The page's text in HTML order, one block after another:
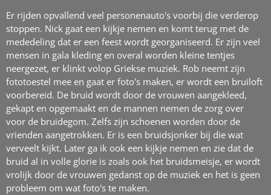
Er rijden opvallend veel personenauto's voorbij die verderop
stoppen. Nick gaat een kijkje nemen en komt terug met de
mededeling dat er een feest wordt georganiseerd. Er zijn veel
mensen in gala kleding en overal worden kleine tentjes
neergezet, er klinkt volop Griekse muziek. Rob neemt zijn
fototoestel mee en gaat er foto's maken, er wordt een bruiloft
voorbereid. De bruid wordt door de vrouwen aangekleed,
gekapt en opgemaakt en de mannen nemen de zorg over
voor de bruidegom. Zelfs zijn schoenen worden door de
vrienden aangetrokken. Er is een bruidsjonker bij die wat
verveelt kijkt. Later ga ik ook een kijkje nemen en zie dat de
bruid al in volle glorie is zoals ook het bruidsmeisje, er wordt
vrolijk door de vrouwen gedanst op de muziek en het is geen
probleem om wat foto's te maken.